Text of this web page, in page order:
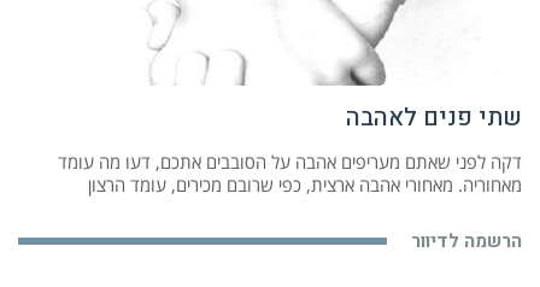
שתי פנים לאהבה
דקה לפני שאתם מעריפים אהבה על הסובבים אתכם, דעו מה עומד
מאחוריה. מאחורי אהבה ארצית, כפי שרובם מכירים, עומד הרצון
הרשמה לדיוור